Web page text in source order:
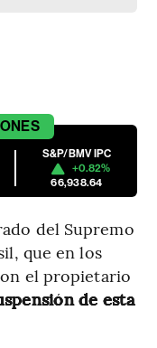
S&P/BMV IPC
+0.82%
66,938.64
del Supremo
que en los
el propietario
de esta